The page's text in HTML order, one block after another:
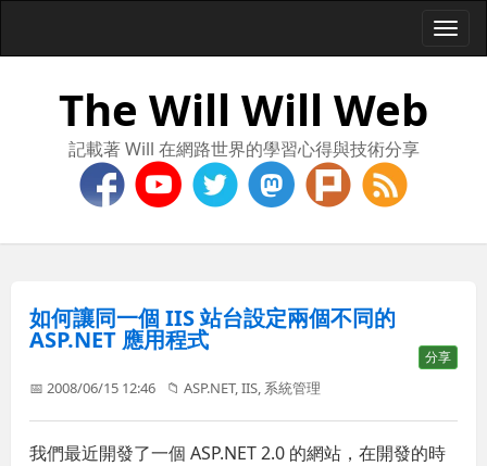
The Will Will Web
記載著 Will 在網路世界的學習心得與技術分享
如何讓同一個 IIS 站台設定兩個不同的
ASP.NET 應用程式
分享
📅 2008/06/15 12:46 📁ASP.NET,IIS 系統管理
我們最近開發了一個 ASP.NET 2.0 的網站，在開發的時